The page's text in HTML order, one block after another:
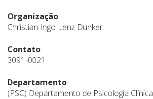
Organização
Christian Ingo Lenz Dunker
Contato
3091-0021
Departamento
(PSC) Departamento de Psicologia Clínica